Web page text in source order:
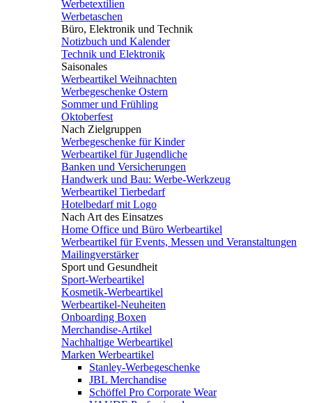
Werbetextilien
Werbetaschen
Büro, Elektronik und Technik
Notizbuch und Kalender
Technik und Elektronik
Saisonales
Werbeartikel Weihnachten
Werbegeschenke Ostern
Sommer und Frühling
Oktoberfest
Nach Zielgruppen
Werbegeschenke für Kinder
Werbeartikel für Jugendliche
Banken und Versicherungen
Handwerk und Bau: Werbe-Werkzeug
Werbeartikel Tierbedarf
Hotelbedarf mit Logo
Nach Art des Einsatzes
Home Office und Büro Werbeartikel
Werbeartikel für Events, Messen und Veranstaltungen
Mailingverstärker
Sport und Gesundheit
Sport-Werbeartikel
Kosmetik-Werbeartikel
Werbeartikel-Neuheiten
Onboarding Boxen
Merchandise-Artikel
Nachhaltige Werbeartikel
Marken Werbeartikel
Stanley-Werbegeschenke
JBL Merchandise
Schöffel Pro Corporate Wear